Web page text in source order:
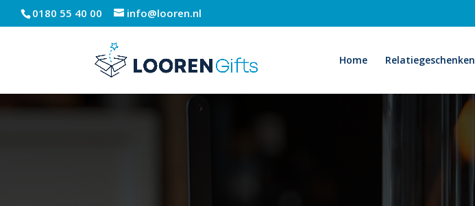
0180 55 40 00 info@looren.nl
Home Relatiegeschenken